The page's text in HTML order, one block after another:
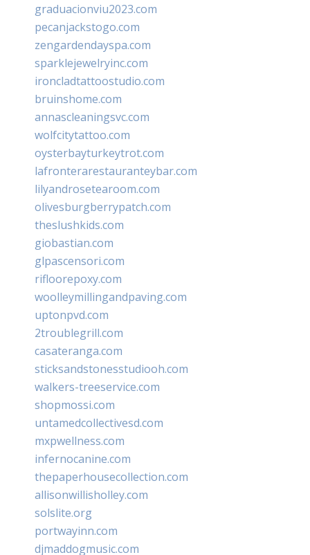
graduacionviu2023.com
pecanjackstogo.com
zengardendayspa.com
sparklejewelryinc.com
ironcladtattoostudio.com
bruinshome.com
annascleaningsvc.com
wolfcitytattoo.com
oysterbayturkeytrot.com
lafronterarestauranteybar.com
lilyandrosetearoom.com
olivesburgberrypatch.com
theslushkids.com
giobastian.com
glpascensori.com
rifloorepoxy.com
woolleymillingandpaving.com
uptonpvd.com
2troublegrill.com
casateranga.com
sticksandstonesstudiooh.com
walkers-treeservice.com
shopmossi.com
untamedcollectivesd.com
mxpwellness.com
infernocanine.com
thepaperhousecollection.com
allisonwillisholley.com
solslite.org
portwayinn.com
djmaddogmusic.com